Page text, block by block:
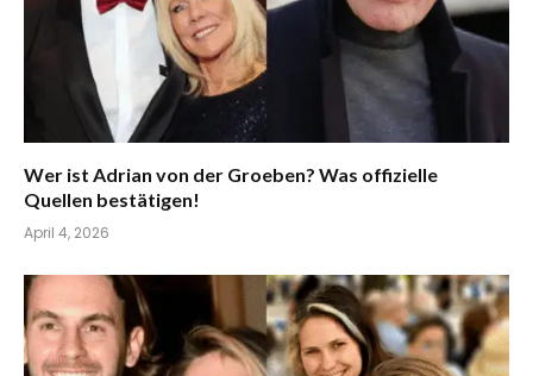
Wer ist Adrian von der Groeben? Was offizielle
Quellen bestätigen!
April 4, 2026